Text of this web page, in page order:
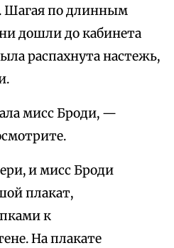
Шагая по длинным
дошли до кабинета
распахнута настежь,
мисс Броди, —
и мисс Броди
плакат,
к
На плакате